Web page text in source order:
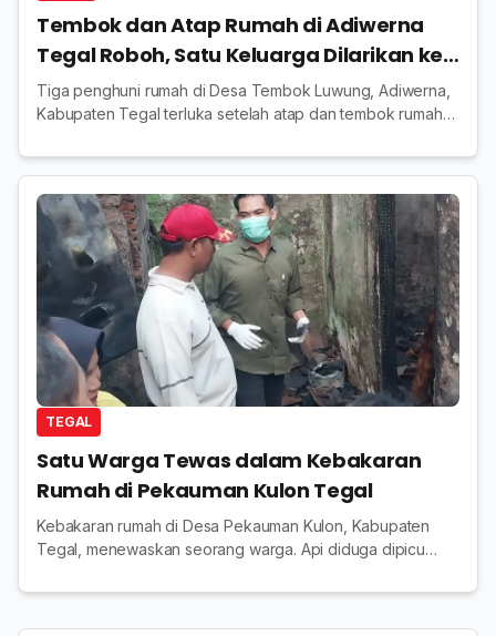
Tembok dan Atap Rumah di Adiwerna
Tegal Roboh, Satu Keluarga Dilarikan ke
Rumah Sakit
Tiga penghuni rumah di Desa Tembok Luwung, Adiwerna,
Kabupaten Tegal terluka setelah atap dan tembok rumah
TEGAL
Satu Warga Tewas dalam Kebakaran
Rumah di Pekauman Kulon Tegal
Kebakaran rumah di Desa Pekauman Kulon, Kabupaten
Tegal, menewaskan seorang warga. Api diduga dipicu